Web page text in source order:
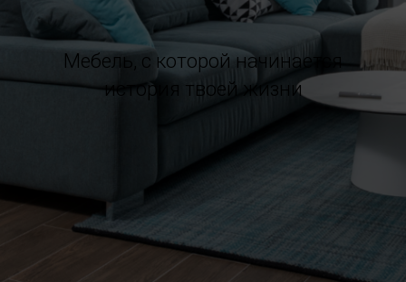
Мебель, с которой начинается
история твоей жизни